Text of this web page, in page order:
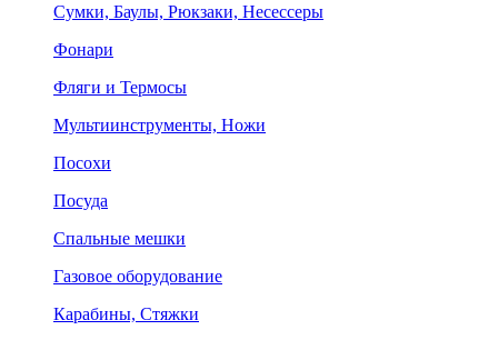
Сумки, Баулы, Рюкзаки, Несессеры
Фонари
Фляги и Термосы
Мультиинструменты, Ножи
Посохи
Посуда
Спальные мешки
Газовое оборудование
Карабины, Стяжки